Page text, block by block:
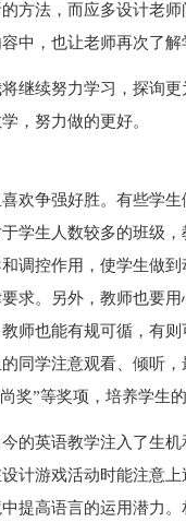
方法，而应多设计老
中，也让老师再次了解
继续努力学习，探询
，努力做的更好。
欢争强好胜。有些学
学生人数较多的班级
调控作用，使学生做
求。另外，教师也要
师也能有规可循，有
同学注意观看、倾听
奖”等奖项，培养学生
的英语教学注入了生
计游戏活动时能注意
提高语言的运用潜力